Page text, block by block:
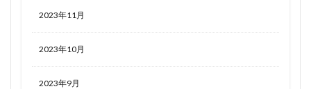
2023年11月
2023年10月
2023年9月